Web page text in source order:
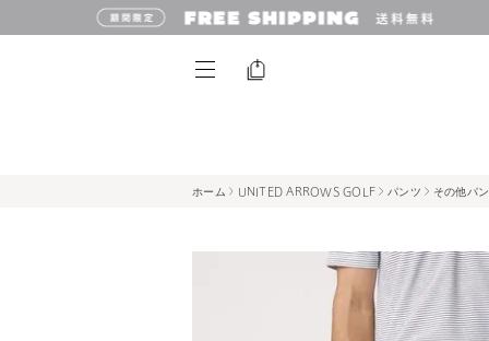
ホーム UNITED ARROWS GOLF パンツ その他パ